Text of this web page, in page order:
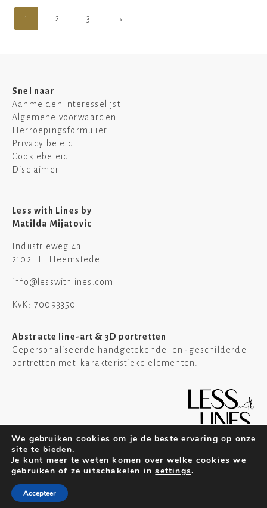
1 2 3 →
Snel naar
Aanmelden interesselijst
Algemene voorwaarden
Herroepingsformulier
Privacy beleid
Cookiebeleid
Disclaimer
Less with Lines by
Matilda Mijatovic
Industrieweg 4a
2102 LH Heemstede
info@lesswithlines.com
KvK: 70093350
Abstracte line-art & 3D portretten
Gepersonaliseerde handgetekende en -geschilderde
portretten met karakteristieke elementen.
Copyright ©2022 Less with Lines. All rights reserved
We gebruiken cookies om je de beste ervaring op onze
site te bieden.
Je kunt meer te weten komen over welke cookies we
gebruiken of ze uitschakelen insettings.
Accepteer